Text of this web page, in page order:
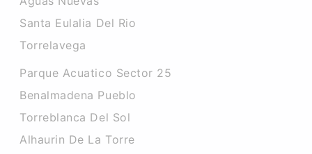
Santa Eulalia Del Rio
Torrelavega
Parque Acuatico Sector 25
Benalmadena Pueblo
Torreblanca Del Sol
Alhaurin De La Torre